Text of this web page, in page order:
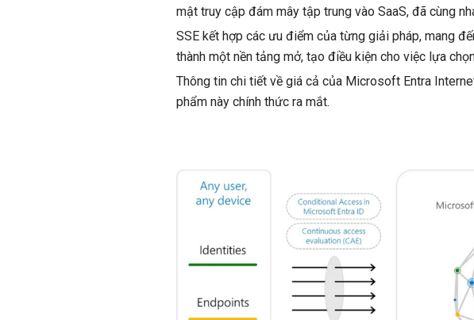
mật truy cập đám mây tập trung vào SaaS, đã cùng
SSE kết hợp các ưu điểm của từng giải pháp, mang
thành một nền tảng mở, tạo điều kiện cho việc lựa
Thông tin chi tiết về giá cả của Microsoft Entra
phẩm này chính thức ra mắt.